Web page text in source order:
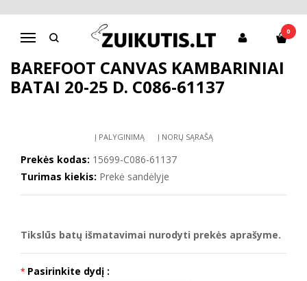
Navigacija
0
Pagrindinis
CANVAS
Barefoot canvas kambariniai batai 20-25 d. C086-61137
BAREFOOT CANVAS KAMBARINIAI
BATAI 20-25 D. C086-61137
Į PALYGINIMĄ Į NORŲ SĄRAŠĄ
Prekės kodas: 15699-C086-61137
Turimas kiekis: Prekė sandėlyje
Tikslūs batų išmatavimai nurodyti prekės aprašyme.
Pasirinkite dydį :